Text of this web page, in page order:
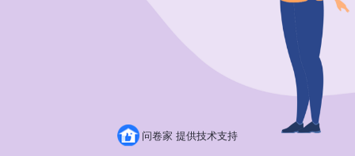
粤ICP备19150304号
举报
问卷家 提供技术支持